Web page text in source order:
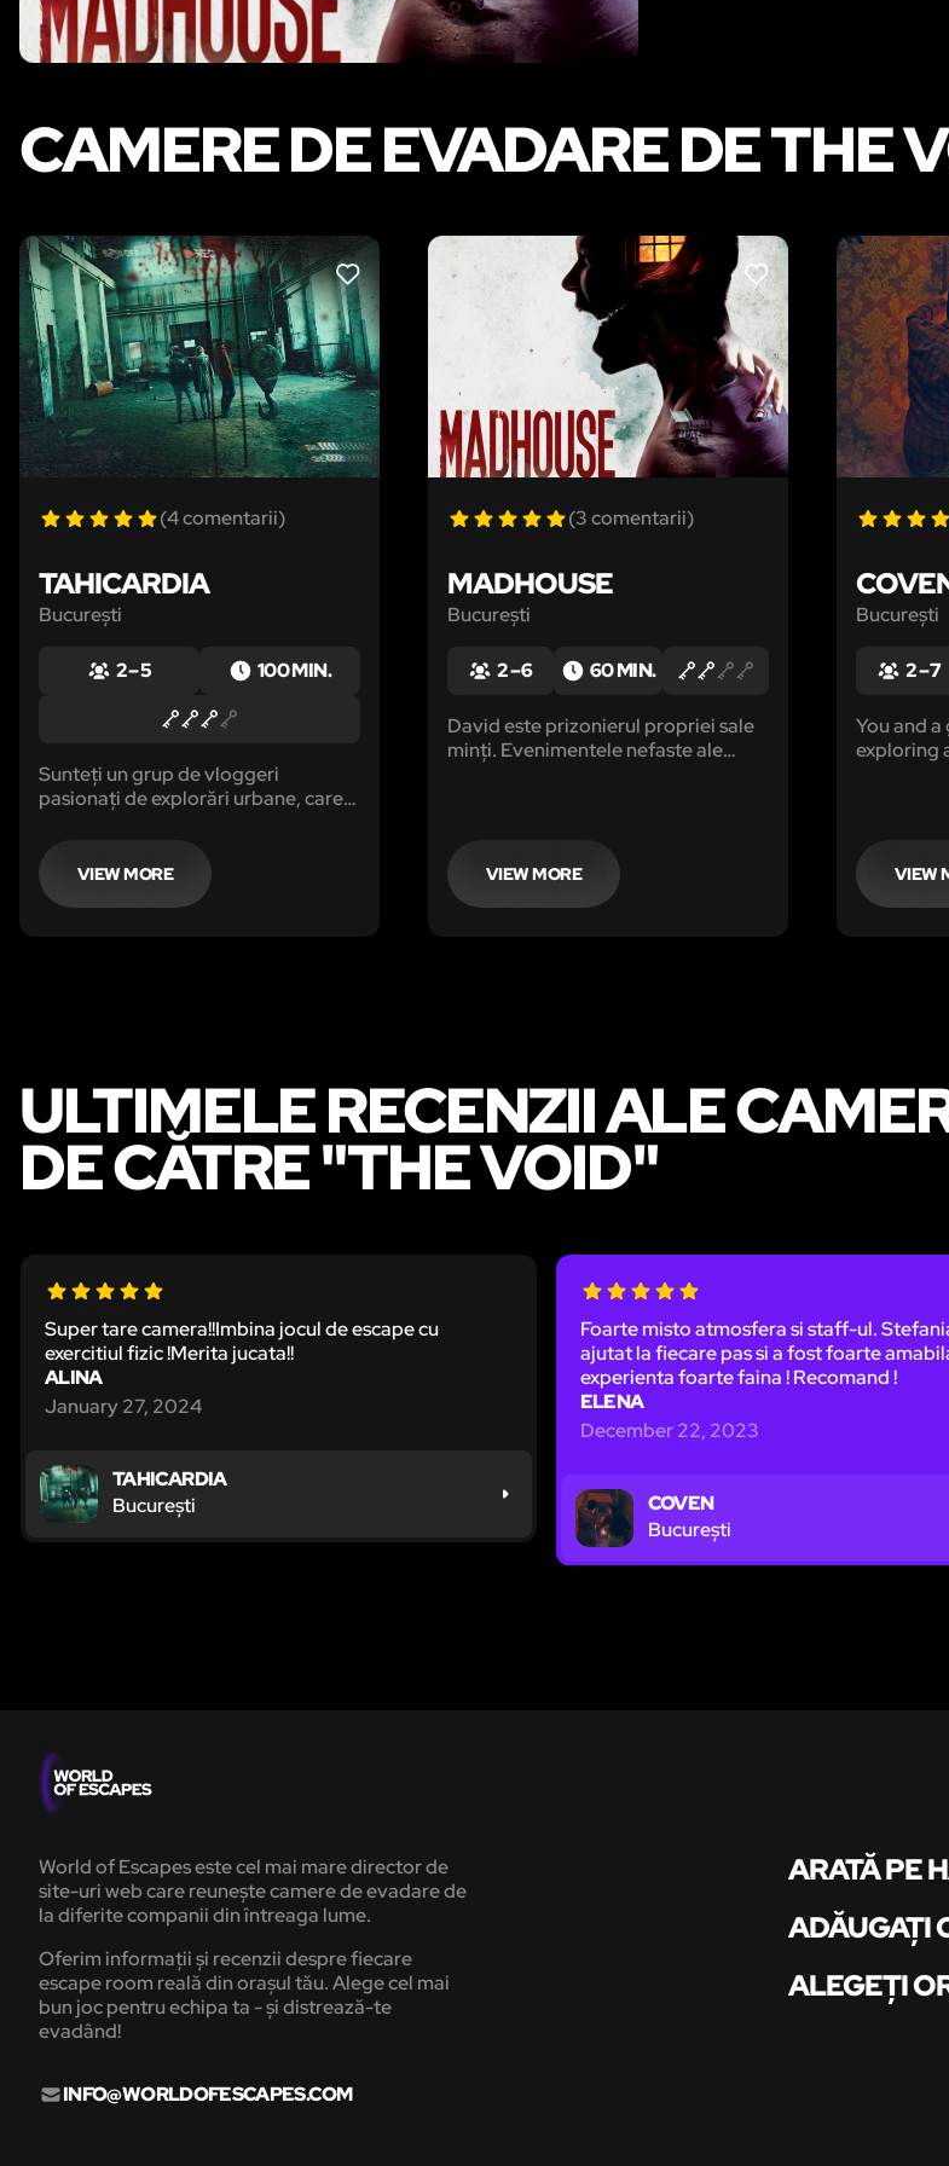
CAMERE DE EVADARE DE THE
LIKE
(4 comentarii)
TAHICARDIA
București
2 – 5 100 MIN.
Sunteți un grup de vloggeri
pasionați de explorări urbane, care
clădire abandonată, despre trecutul
căreia se vehiculează tot felul de
legende urbane.
VIEW MORE
LIKE
(3 comentarii)
MADHOUSE
București
2 – 6 60 MIN.
David este prizonierul propriei sale
minți. Evenimentele nefaste ale
psihiatric.
VIEW MORE
București
2 – 7
You and
exploring
VIEW
ULTIMELE RECENZII ALE
DE CĂTRE "THE VOID"
Super tare camera!!Imbina jocul de escape cu
exercitiul fizic !Merita jucata!!
ALINA
January 27, 2024
TAHICARDIA
București
Foarte misto atmosfera si staff-ul.
ajutat la fiecare pas si a fost foarte
experienta foarte faina ! Recomand !
ELENA
December 22, 2023
COVEN
București
World of Escapes este cel mai mare director de
site-uri web care reunește camere de evadare de
la diferite companii din întreaga lume.
Oferim informații și recenzii despre fiecare
escape room reală din orașul tău. Alege cel mai
bun joc pentru echipa ta - și distrează-te
evadând!
INFO@WORLDOFESCAPES.COM
ARATĂ PE
ADĂUGAȚI
ALEGEȚI